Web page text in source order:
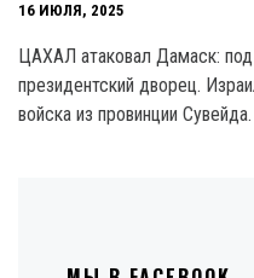
16 ИЮЛЯ, 2025
ЦАХАЛ атаковал Дамаск:
президентский дворец.
войска из провинции Сувейда.